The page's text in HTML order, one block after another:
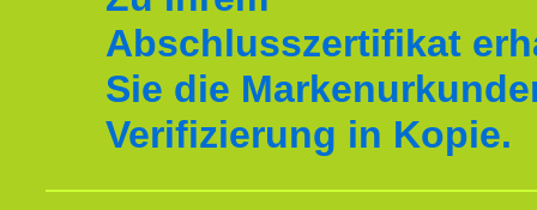
Abschlusszertifikat
Sie die
Verifizierung in Kopie.